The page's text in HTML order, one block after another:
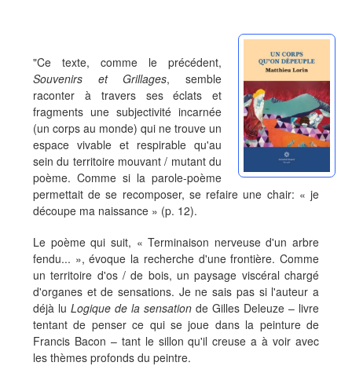
"Ce texte, comme le précédent,
Souvenirs et Grillages, semble
raconter à travers ses éclats et
fragments une subjectivité incarnée
(un corps au monde) qui ne trouve un
espace vivable et respirable qu'au
sein du territoire mouvant / mutant du
poème. Comme si la parole-poème
permettait de se recomposer, se refaire une chair: « je
découpe ma naissance » (p. 12).
Le poème qui suit, « Terminaison nerveuse d'un arbre
fendu... », évoque la recherche d'une frontière. Comme
un territoire d'os / de bois, un paysage viscéral chargé
d'organes et de sensations. Je ne sais pas si l'auteur a
déjà lu Logique de la sensation de Gilles Deleuze – livre
tentant de penser ce qui se joue dans la peinture de
Francis Bacon – tant le sillon qu'il creuse a à voir avec
les thèmes profonds du peintre.